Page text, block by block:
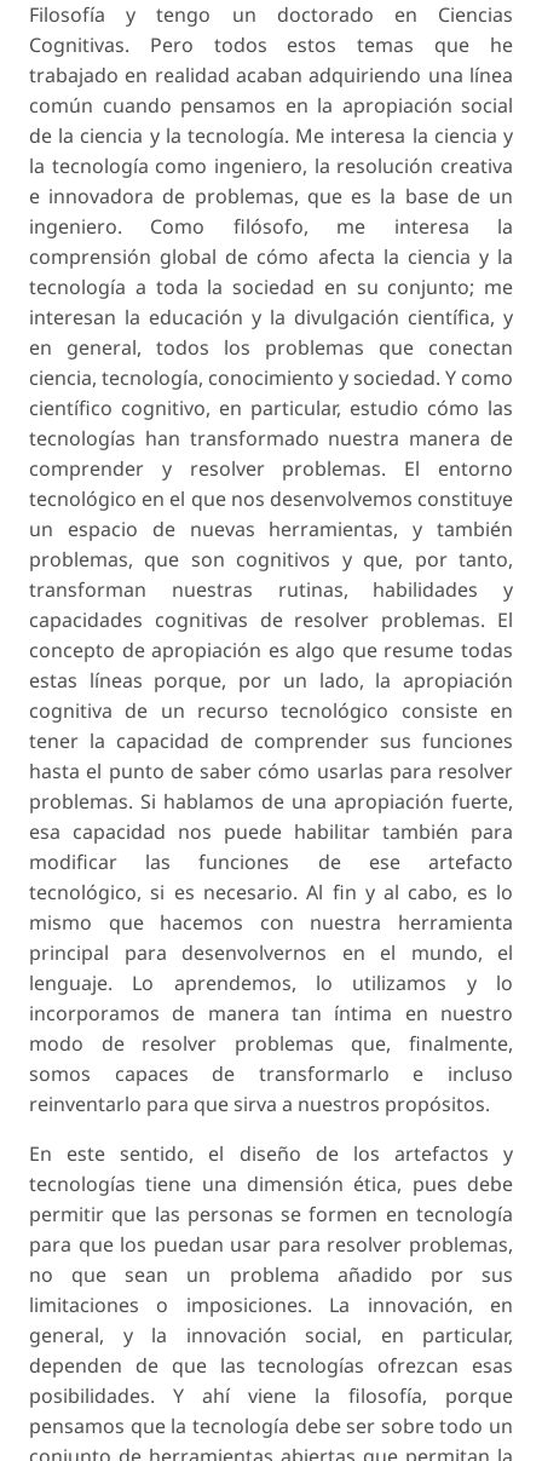
Filosofía y tengo un doctorado en Ciencias
Cognitivas. Pero todos estos temas que he
trabajado en realidad acaban adquiriendo una línea
común cuando pensamos en la apropiación social
de la ciencia y la tecnología. Me interesa la ciencia y
la tecnología como ingeniero, la resolución creativa
e innovadora de problemas, que es la base de un
ingeniero. Como filósofo, me interesa la
comprensión global de cómo afecta la ciencia y la
tecnología a toda la sociedad en su conjunto; me
interesan la educación y la divulgación científica, y
en general, todos los problemas que conectan
ciencia, tecnología, conocimiento y sociedad. Y como
científico cognitivo, en particular, estudio cómo las
tecnologías han transformado nuestra manera de
comprender y resolver problemas. El entorno
tecnológico en el que nos desenvolvemos constituye
un espacio de nuevas herramientas, y también
problemas, que son cognitivos y que, por tanto,
transforman nuestras rutinas, habilidades y
capacidades cognitivas de resolver problemas. El
concepto de apropiación es algo que resume todas
estas líneas porque, por un lado, la apropiación
cognitiva de un recurso tecnológico consiste en
tener la capacidad de comprender sus funciones
hasta el punto de saber cómo usarlas para resolver
problemas. Si hablamos de una apropiación fuerte,
esa capacidad nos puede habilitar también para
modificar las funciones de ese artefacto
tecnológico, si es necesario. Al fin y al cabo, es lo
mismo que hacemos con nuestra herramienta
principal para desenvolvernos en el mundo, el
lenguaje. Lo aprendemos, lo utilizamos y lo
incorporamos de manera tan íntima en nuestro
modo de resolver problemas que, finalmente,
somos capaces de transformarlo e incluso
reinventarlo para que sirva a nuestros propósitos.
En este sentido, el diseño de los artefactos y
tecnologías tiene una dimensión ética, pues debe
permitir que las personas se formen en tecnología
para que los puedan usar para resolver problemas,
no que sean un problema añadido por sus
limitaciones o imposiciones. La innovación, en
general, y la innovación social, en particular,
dependen de que las tecnologías ofrezcan esas
posibilidades. Y ahí viene la filosofía, porque
pensamos que la tecnología debe ser sobre todo un